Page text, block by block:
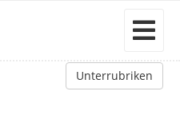
Unterrubriken